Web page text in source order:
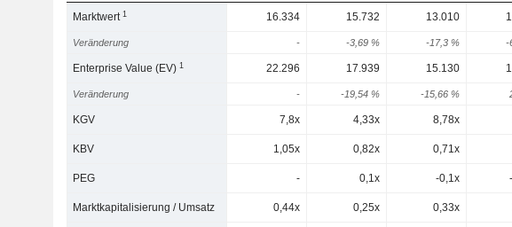
Marktwert1 16.334 15.732 13.010
Veränderung - -3,69 % -17,3 % -
Enterprise Value (EV)1 22.296 17.939 15.130
Veränderung - -19,54 % -15,66 %
KGV 7,8x 4,33x 8,78x
KBV 1,05x 0,82x 0,71x
PEG - 0,1x -0,1x
Marktkapitalisierung / Umsatz 0,44x 0,25x 0,33x